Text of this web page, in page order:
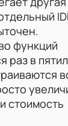
функций
раз в
стоимость